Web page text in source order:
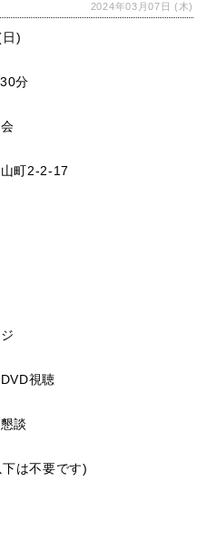
2024年03月07日 (木)
)
分
町2-2-17
視聴
談
は不要です)